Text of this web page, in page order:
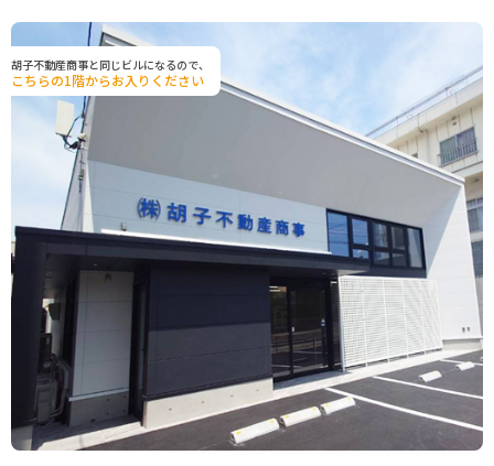
胡子不動産商事と同じビルになるので、
こちらの1階からお入りください